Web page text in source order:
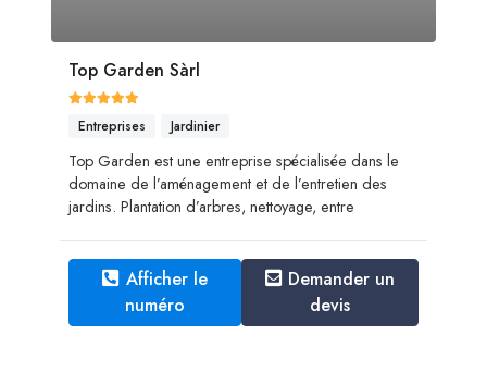
Top Garden Sàrl
Entreprises Jardinier
Top Garden est une entreprise spécialisée dans le
domaine de l’aménagement et de l’entretien des
jardins. ​​​​​​​Plantation d’arbres, nettoyage, entre
Afficher le
numéro
Demander un
devis